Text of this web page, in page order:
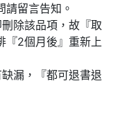
留言告知。
除該品項，故『取
『2個月後』重新上
漏，『都可退書退